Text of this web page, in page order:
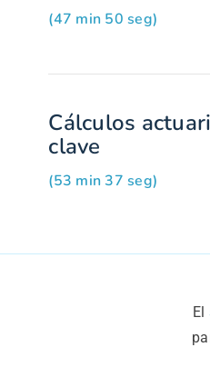
(47 min 50 seg)
Cálculos
clave
(53 min 37 seg)
El